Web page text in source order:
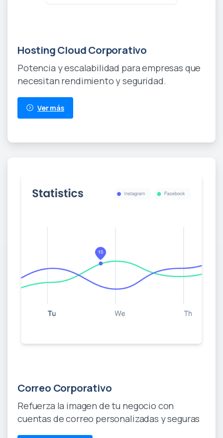
Hosting Cloud Corporativo
Potencia y escalabilidad para empresas que
necesitan rendimiento y seguridad.
Ver más
Correo Corporativo
Refuerza la imagen de tu negocio con
cuentas de correo personalizadas y seguras